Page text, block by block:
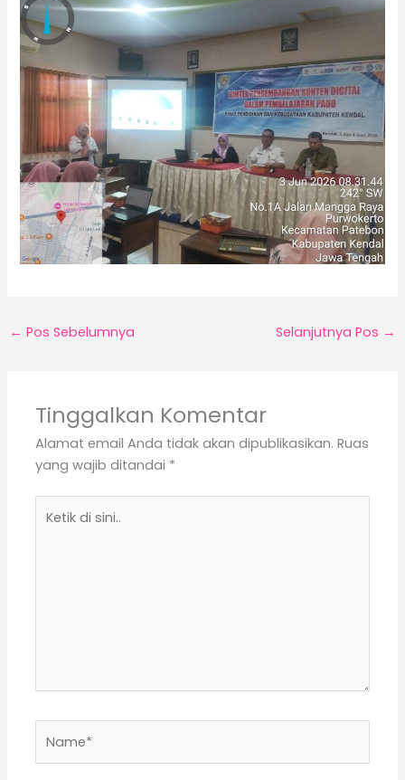
← Pos Sebelumnya Selanjutnya Pos →
Tinggalkan Komentar
Alamat email Anda tidak akan dipublikasikan. Ruas
yang wajib ditandai *
di